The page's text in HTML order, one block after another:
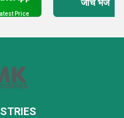
Price
जांच भेजें